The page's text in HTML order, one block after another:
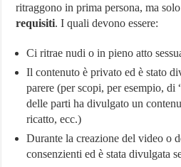
ritraggono in prima persona, ma
requisiti. I quali devono essere:
Ci ritrae nudi o in pieno atto
Il contenuto è privato ed è stato
parere (per scopi, per esempio, di
delle parti ha divulgato un
ricatto, ecc.)
Durante la creazione del video o
consenzienti ed è stata divulgata